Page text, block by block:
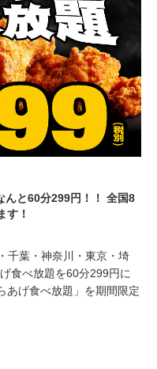
んと60分299円！！ 全国8
す！
千葉・神奈川・東京・埼
食べ放題を60分299円に
あげ食べ放題」を期間限定